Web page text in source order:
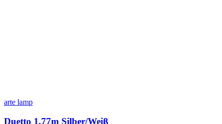
arte lamp
Duetto 1,77m Silber/Weiß